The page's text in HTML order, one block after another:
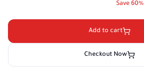
Save 60%
Add to cart
Checkout Now